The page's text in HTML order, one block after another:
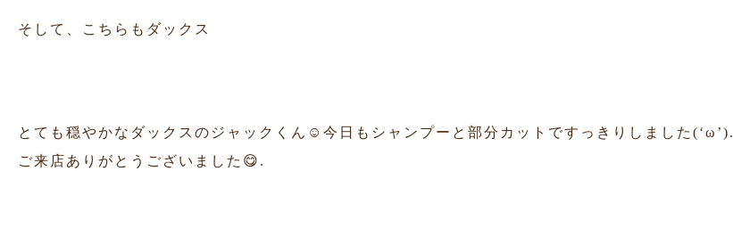
そして、こちらもダックス
とても穏やかなダックスのジャックくん☺︎今日もシャンプーと部分カットですっきりしました(‘ω’).
ご来店ありがとうございました😋.